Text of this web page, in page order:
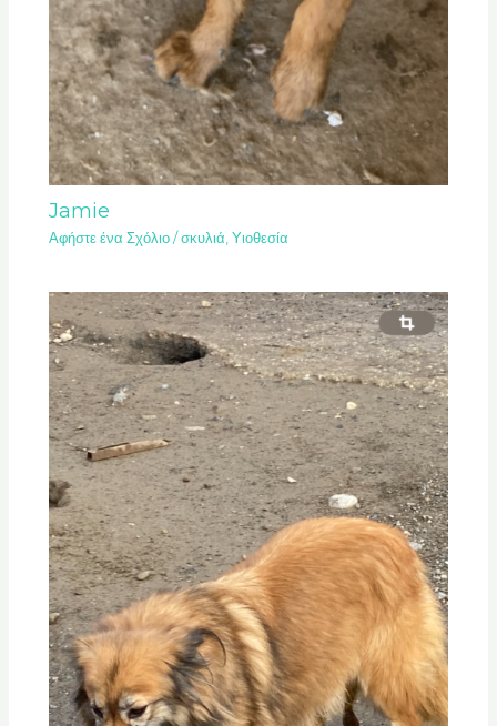
Jamie
Αφήστε ένα Σχόλιο /σκυλιά ,Υιοθεσία